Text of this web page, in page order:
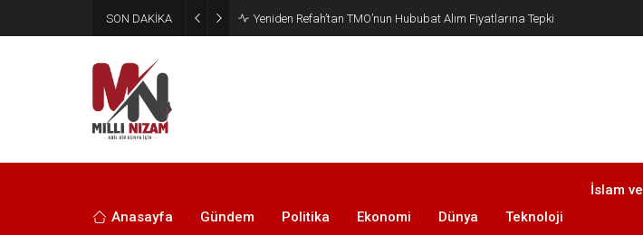
SON DAKİKA CHP’de Günaydın ve Başarır’ın grup başkanvekilliği düştü
Anasayfa Gündem Politika Ekonomi Dünya Teknoloji
İslam ve